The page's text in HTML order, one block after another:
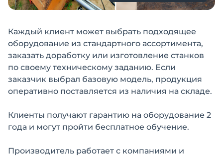
Каждый клиент может выбрать подходящее
оборудование из стандартного ассортимента,
заказать доработку или изготовление станков
по своему техническому заданию. Если
заказчик выбрал базовую модель, продукция
оперативно поставляется из наличия на складе.
Клиенты получают гарантию на оборудование 2
года и могут пройти бесплатное обучение.
Производитель работает с компаниями и